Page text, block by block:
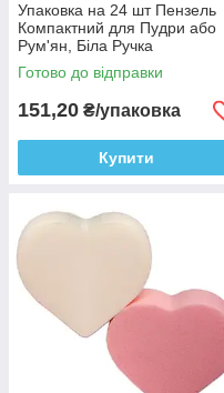
Упаковка на 24 шт Пензель
Компактний для Пудри або
Рум'ян, Біла Ручка
Готово до відправки
151,20 ₴/упаковка
Купити